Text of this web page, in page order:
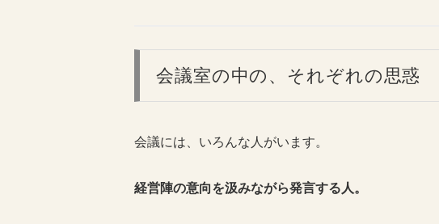
会議室の中の、それぞれの思惑
会議には、いろんな人がいます。
経営陣の意向を汲みながら発言する人。